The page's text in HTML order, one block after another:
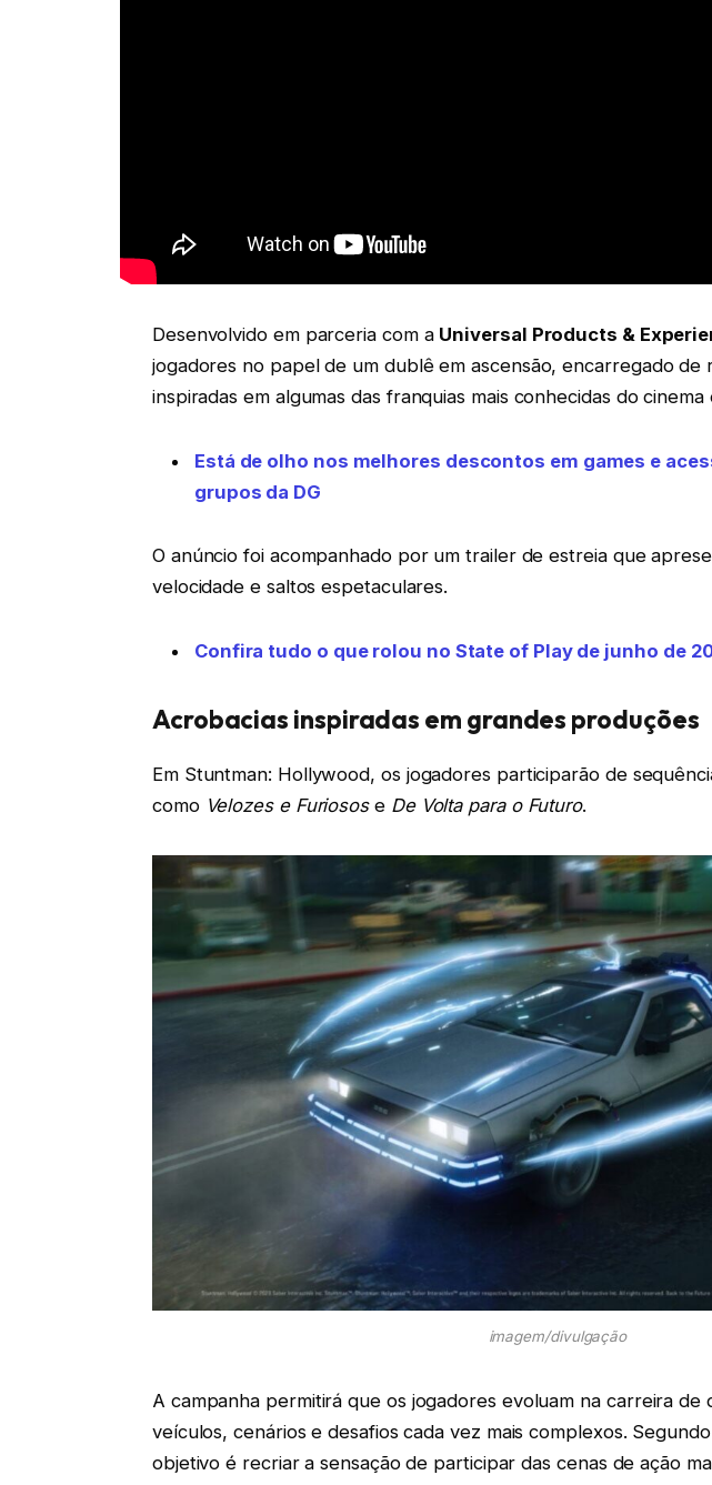
Desenvolvido em parceria com a Universal Products &
jogadores no papel de um dublê em ascensão, encarregado de
inspiradas em algumas das franquias mais conhecidas do cinema
Está de olho nos melhores descontos em games e
grupos da DG
O anúncio foi acompanhado por um trailer de estreia que
velocidade e saltos espetaculares.
Confira tudo o que rolou no State of Play de junho de
Acrobacias inspiradas em grandes produções
Em Stuntman: Hollywood, os jogadores participarão de
como Velozes e Furiosose De Volta para o Futuro.
imagem/divulgação
A campanha permitirá que os jogadores evoluam na carreira
veículos, cenários e desafios cada vez mais complexos.
objetivo é recriar a sensação de participar das cenas de ação